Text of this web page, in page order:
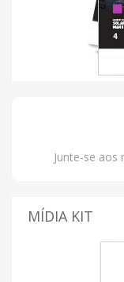
Junte-se aos
MÍDIA KIT